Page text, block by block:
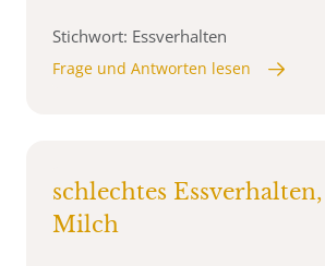
Stichwort: Essverhalten
Frage und Antworten lesen
schlechtes
Milch